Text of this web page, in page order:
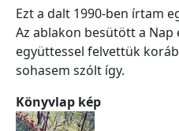
Ezt a dalt 1990-ben írtam
Az ablakon besütött a Nap
együttessel felvettük
sohasem szólt így.
Könyvlap kép